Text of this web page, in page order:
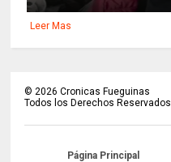
Leer Mas
© 2026 Cronicas Fueguinas
Todos los Derechos Reservados
Página Principal